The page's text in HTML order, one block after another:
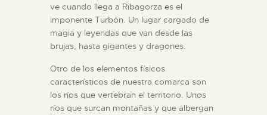
ve cuando llega a Ribagorza es el
imponente Turbón. Un lugar cargado de
magia y leyendas que van desde las
brujas, hasta gigantes y dragones.
Otro de los elementos físicos
característicos de nuestra comarca son
los ríos que vertebran el territorio. Unos
ríos que surcan montañas y que albergan